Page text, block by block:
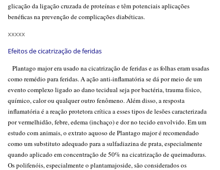
glicação da ligação cruzada de proteínas e têm potenciais aplicações
benéficas na prevenção de complicações diabéticas.
xxxxx
Efeitos de cicatrização de feridas
Plantago major era usado na cicatrização de feridas e as folhas eram usadas
como remédio para feridas. A ação anti-inflamatória se dá por meio de um
evento complexo ligado ao dano tecidual seja por bactéria, trauma físico,
químico, calor ou qualquer outro fenômeno. Além disso, a resposta
inflamatória é a reação protetora crítica a esses tipos de lesões caracterizada
por vermelhidão, febre, edema (inchaço) e dor no tecido envolvido. Em um
estudo com animais, o extrato aquoso de Plantago major é recomendado
como um substituto adequado para a sulfadiazina de prata, especialmente
quando aplicado em concentração de 50% na cicatrização de queimaduras.
Os polifenóis, especialmente o plantamajoside, são considerados os